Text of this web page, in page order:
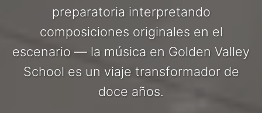
preparatoria interpretando
composiciones originales en el
escenario — la música en Golden Valley
School es un viaje transformador de
doce años.